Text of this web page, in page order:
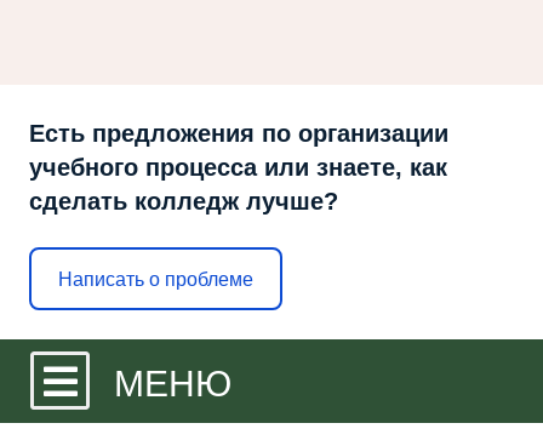
Есть предложения по организации
учебного процесса или знаете, как
сделать колледж лучше?
Написать о проблеме
МЕНЮ